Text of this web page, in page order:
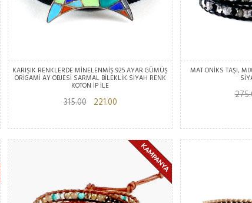
KARIŞIK RENKLERDE MİNELENMİŞ 925 AYAR GÜMÜŞ
ORİGAMİ AY OBJESİ SARMAL BİLEKLİK SİYAH RENK
KOTON İP İLE
315.00221.00
MAT ONİKS TAŞI,